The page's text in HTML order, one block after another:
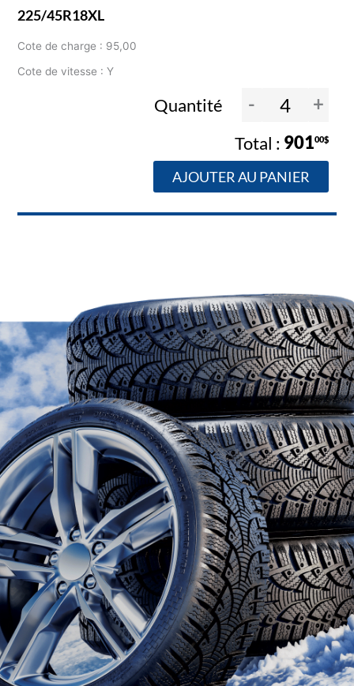
225/45R18XL
Cote de charge : 95,00
Cote de vitesse : Y
Quantité - +
90100$
AJOUTER AU PANIER